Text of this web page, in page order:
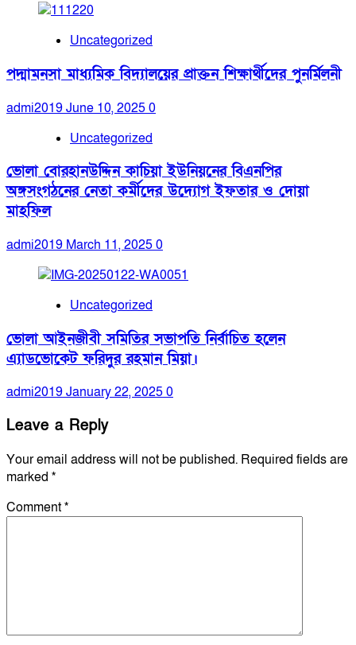
Uncategorized
পদ্মামনসা মাধ্যমিক বিদ্যালয়ের প্রাক্তন শিক্ষার্থীদের পুনর্মিলনী
admi2019June 10, 20250
Uncategorized
ভোলা বোরহানউদ্দিন কাচিয়া ইউনিয়নের বিএনপির
অঙ্গসংগঠনের নেতা কর্মীদের উদ্যোগ ইফতার ও দোয়া
মাহফিল
admi2019 March 11, 20250
Uncategorized
ভোলা আইনজীবী সমিতির সভাপতি নির্বাচিত হলেন
এ্যাডভোকেট ফরিদুর রহমান মিয়া।
admi2019January 22, 20250
Leave a Reply
Your email address will not be published. Required fields are
marked *
Comment*